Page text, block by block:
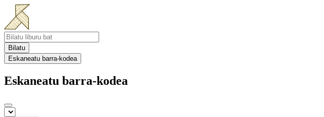
Bilatu
Eskaneatu barra-kodea
Eskaneatu barra-kodea